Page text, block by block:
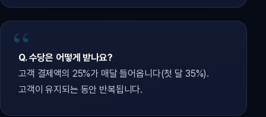
Q. 수당은 어떻게 받나요?
고객 결제액의 25%가 매달 들어옵니다(첫 달 35%).
고객이 유지되는 동안 반복됩니다.